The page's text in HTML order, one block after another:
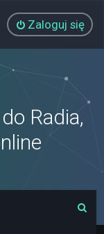
Zaloguj się
Radia,